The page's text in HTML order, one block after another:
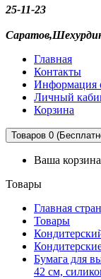
25-11-23
Главная
Контакты
Информация
Личный
Корзина
Товаров 0
Ваша
Товары
Главная
Товары
Бумага для
42 cм,